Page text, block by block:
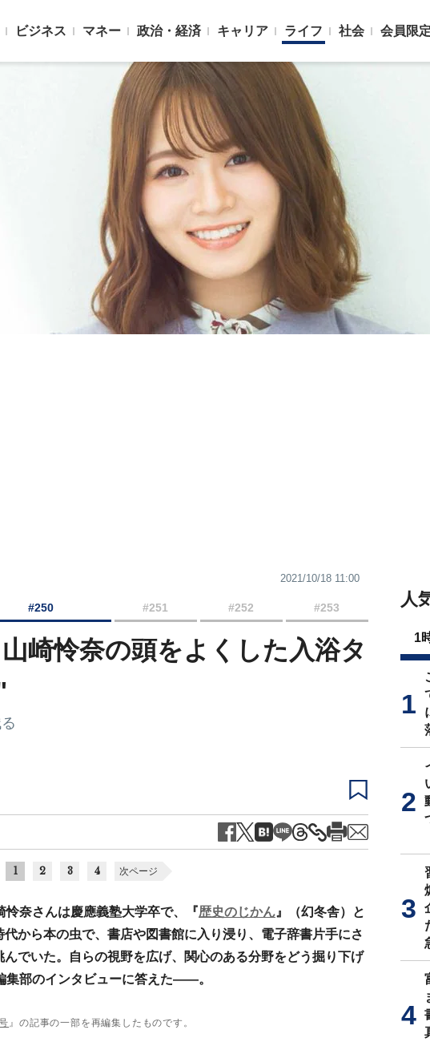
ビジネス マネー 政治・経済 キャリア ライフ 社会 会員限定
2021/10/18 11:00
#250 #251 #252 #253
崎怜奈の頭をよくした入浴タ
1 2 3 4 次ページ
奈さんは慶應義塾大学卒で、『歴史のじかん 』（幻冬舎）と
から本の虫で、書店や図書館に入り浸り、電子辞書片手にさ
でいた。自らの視野を広げ、関心のある分野をどう掘り下げ
集部のインタビューに答えた――。
』の記事の一部を再編集したものです。
人
1